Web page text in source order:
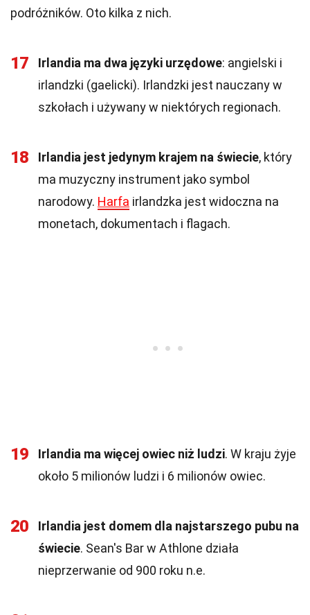
podróżników. Oto kilka z nich.
17 Irlandia ma dwa języki urzędowe: angielski i
irlandzki (gaelicki). Irlandzki jest nauczany w
szkołach i używany w niektórych regionach.
18 Irlandia jest jedynym krajem na świecie, który
ma muzyczny instrument jako symbol
narodowy. Harfa irlandzka jest widoczna na
monetach, dokumentach i flagach.
19 Irlandia ma więcej owiec niż ludzi. W kraju żyje
około 5 milionów ludzi i 6 milionów owiec.
20
Irlandia jest domem dla najstarszego pubu na
świecie. Sean's Bar w Athlone działa
nieprzerwanie od 900 roku n.e.